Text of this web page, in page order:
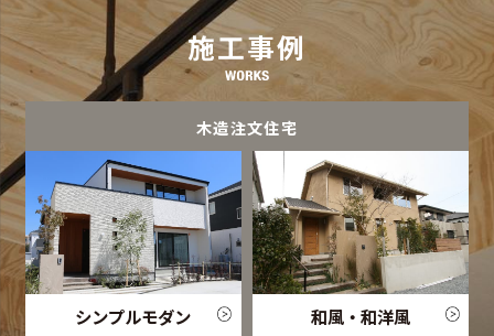
施工事例
木造注文住宅
シンプルモダン 和風・和洋風